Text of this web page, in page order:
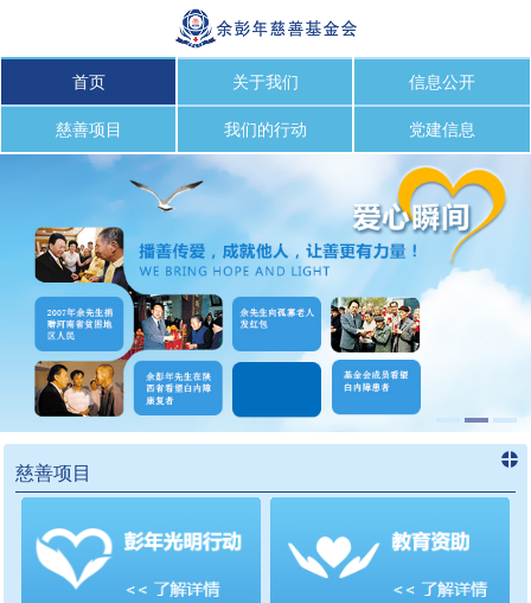
首页 关于我们 信息公开
慈善项目 我们的行动 党建信息
慈善项目
进入慈